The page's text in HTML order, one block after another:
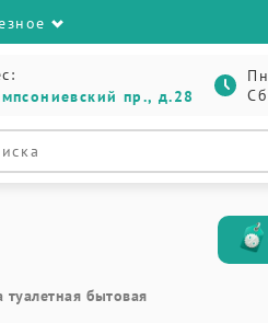
пр., д.28
туалетная бытовая